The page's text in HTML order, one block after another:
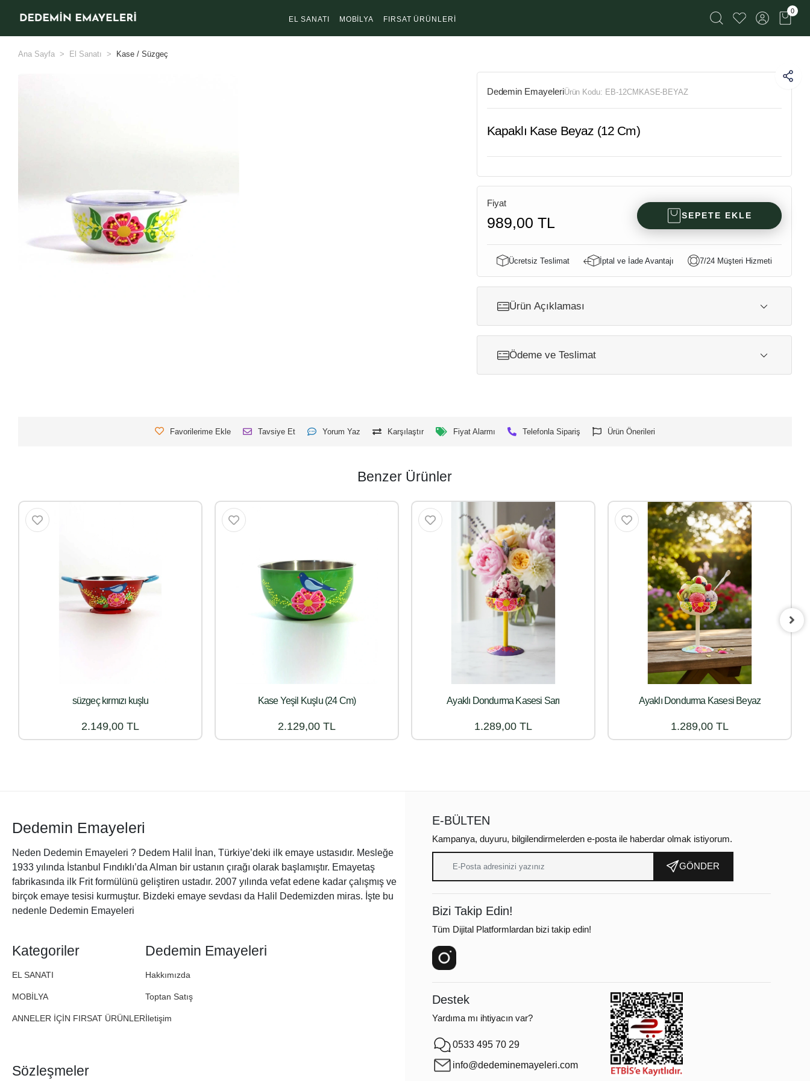
EL SANATI MOBİLYA FIRSAT ÜRÜNLERİ
0
Ana Sayfa El Sanatı Kase / Süzgeç
Dedemin EmayeleriÜrün Kodu: EB-12CMKASE-BEYAZ
Kapaklı Kase Beyaz (12 Cm)
Fiyat
989,00 TL SEPETE EKLE
Ücretsiz Teslimat İptal ve İade Avantajı 7/24 Müşteri Hizmeti
Ürün Açıklaması
Ödeme ve Teslimat
Favorilerime Ekle Tavsiye Et Yorum Yaz Karşılaştır Fiyat Alarmı Telefonla Sipariş Ürün Önerileri
Benzer Ürünler
süzgeç kırmızı kuşlu
2.149,00 TL
Kase Yeşil Kuşlu (24 Cm)
2.129,00 TL
Ayaklı Dondurma Kasesi Sarı
1.289,00 TL
Ayaklı Dondurma Kasesi Beyaz
1.289,00 TL
Dedemin Emayeleri
Neden Dedemin Emayeleri ? Dedem Halil İnan, Türkiye’deki ilk emaye ustasıdır. Mesleğe
1933 yılında İstanbul Fındıklı’da Alman bir ustanın çırağı olarak başlamıştır. Emayetaş
fabrikasında ilk Frit formülünü geliştiren ustadır. 2007 yılında vefat edene kadar çalışmış ve
birçok emaye tesisi kurmuştur. Bizdeki emaye sevdası da Halil Dedemizden miras. İşte bu
nedenle Dedemin Emayeleri
Kategoriler
EL SANATI
MOBİLYA
ANNELER İÇİN FIRSAT ÜRÜNLER
Dedemin Emayeleri
Hakkımızda
Toptan Satış
İletişim
Sözleşmeler
E-BÜLTEN
Kampanya, duyuru, bilgilendirmelerden e-posta ile haberdar olmak istiyorum.
GÖNDER
Bizi Takip Edin!
Tüm Dijital Platformlardan bizi takip edin!
Destek
Yardıma mı ihtiyacın var?
0533 495 70 29
info@dedeminemayeleri.com